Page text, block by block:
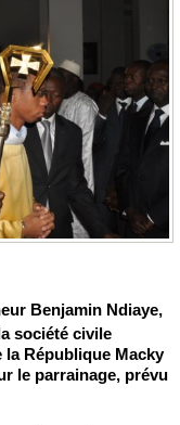
Benjamin Ndiaye,
société civile
la République Macky
le parrainage, prévu